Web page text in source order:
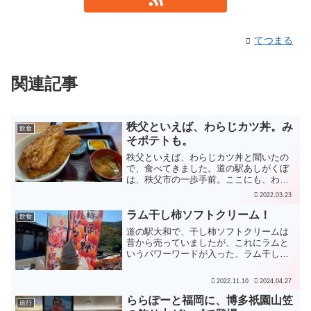
てつまる
関連記事
飲食
秩父といえば、わらじカツ丼。み
そポテトも。
秩父といえば、わらじカツ丼と聞いたの
で、食べてきました。道の駅あしがくぼ
は、秩父市の一歩手前。ここにも、わら
じカツ丼があったので、お昼で混む前に
もちろん豚肉。厚くはないですが、でか
いので結果として量は多い...
2022.03.23
飲食 ラム干し柿ソフトクリーム！
道の駅大和で、干し柿ソフトクリームは
昔から売っていましたが、これにラムと
いうパワーワードが入った、ラム干し柿
ルコールを含みます、お子様には食べさ
大丈夫だよ」などと、道の...
2022.11.10 2024.04.27
旅行
ららぽーと福岡に、博多祇園山笠